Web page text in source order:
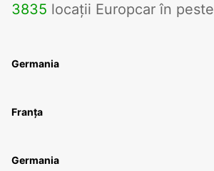
3835 locații Europcar în peste
Germania
Franța
Germania